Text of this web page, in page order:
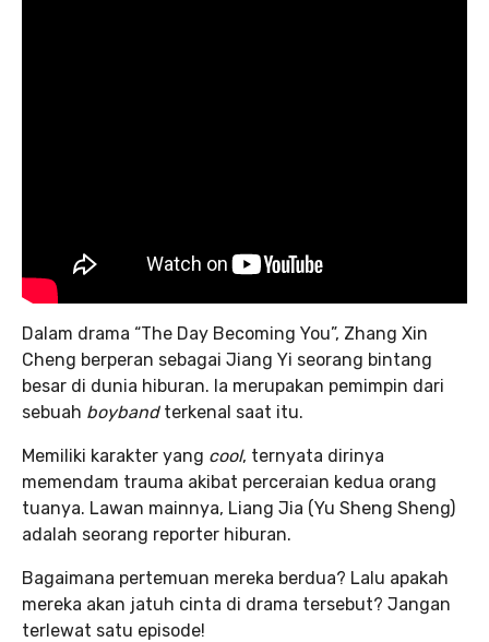
Dalam drama “The Day Becoming You”, Zhang Xin
Cheng berperan sebagai Jiang Yi seorang bintang
besar di dunia hiburan. Ia merupakan pemimpin dari
sebuah boybandterkenal saat itu.
Memiliki karakter yang cool, ternyata dirinya
memendam trauma akibat perceraian kedua orang
tuanya. Lawan mainnya, Liang Jia (Yu Sheng Sheng)
adalah seorang reporter hiburan.
Bagaimana pertemuan mereka berdua? Lalu apakah
mereka akan jatuh cinta di drama tersebut? Jangan
terlewat satu episode!